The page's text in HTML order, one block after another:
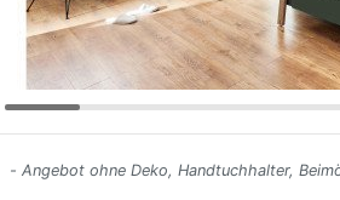
- Angebot ohne Deko, Handtuchhalter,
Letz-
Deals